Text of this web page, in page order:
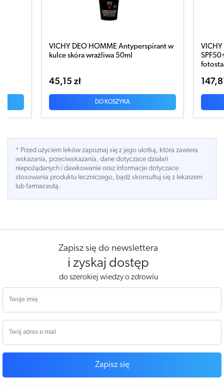
VICHY Capital Soleil UV-Age Daily
SPF50+ Fluid koloryzujący przeciw
147,81 zł
DO KOSZYKA
30ml
* Przed użyciem leków zapoznaj się z jego ulotką, która zawiera
wskazania, przeciwskazania, dane dotyczace działań
niepożądanych i dawkowanie oraz informacje dotyczace
stosowania produktu leczniczego, bądź skonsultuj się z lekarzem
lub farmaceutą.
Zapisz się do newslettera
i zyskaj dostęp
do szerokiej wiedzy o zdrowiu
Zapisz się